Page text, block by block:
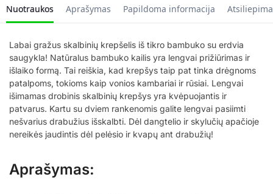
Nuotraukos Aprašymas Papildoma informacija
Labai gražus skalbinių krepšelis iš tikro bambuko su erdvia
saugykla! Natūralus bambuko kailis yra lengvai prižiūrimas ir
išlaiko formą. Tai reiškia, kad krepšys taip pat tinka drėgnoms
patalpoms, tokioms kaip vonios kambariai ir rūsiai. Lengvai
išimamas drobinis skalbinių krepšys yra kvėpuojantis ir
patvarus. Kartu su dviem rankenomis galite lengvai pasiimti
nešvarius drabužius išskalbti. Dėl dangtelio ir skylučių apačioje
nereikės jaudintis dėl pelėsio ir kvapų ant drabužių!
Aprašymas: